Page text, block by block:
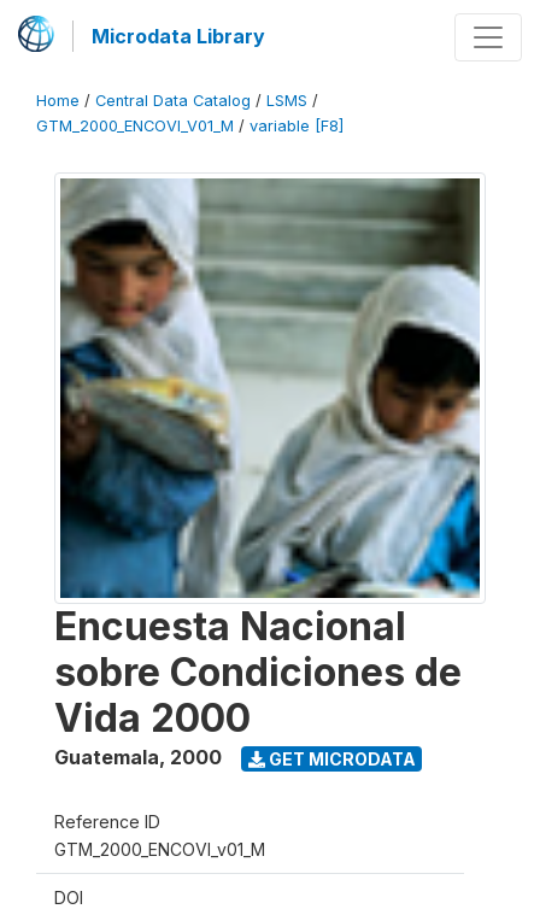
Microdata Library
Home / Central Data Catalog / LSMS /
GTM_2000_ENCOVI_V01_M / variable [F8]
Encuesta Nacional
sobre Condiciones de
Vida 2000
Guatemala, 2000 GET MICRODATA
Reference ID
GTM_2000_ENCOVI_v01_M
DOI